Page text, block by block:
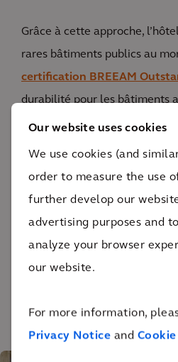
Our website uses cookies
We use cookies (and
order to measure the use
further develop our
advertising purposes and
analyze your browser
our website.
For more information,
Privacy Notice and
Grâce à cette approche,
rares bâtiments publics au
certification BREEAM
durabilité pour les bâtiments
environnemental minimal.
L'ÉQUIPE DE